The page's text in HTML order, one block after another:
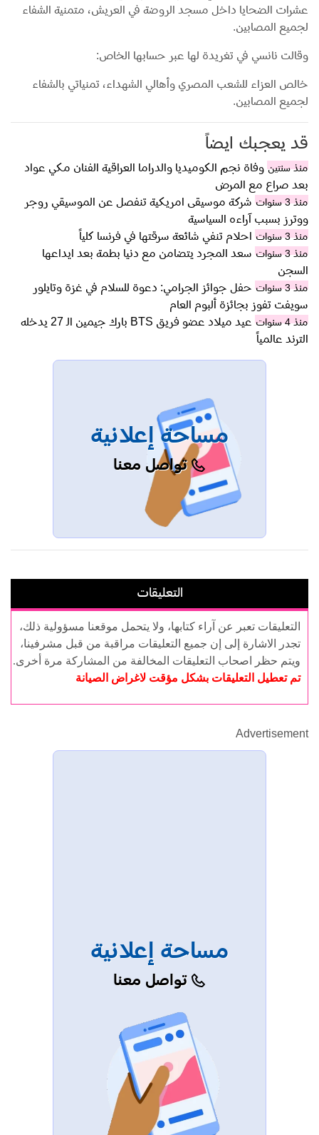
عشرات الضحايا داخل مسجد الروضة في العريش، متمنية الشفاء
لجميع المصابين.
وقالت نانسي في تغريدة لها عبر حسابها الخاص:
خالص العزاء للشعب المصري وأهالي الشهداء، تمنياتي بالشفاء
لجميع المصابين.
قد يعجبك ايضاً
منذ سنتين وفاة نجم الكوميديا والدراما العراقية الفنان مكي عواد
بعد صراع مع المرض
منذ 3 سنوات
شركة موسيقى امريكية تنفصل عن الموسيقي روجر
ووترز بسبب آراءه السياسية
منذ 3 سنوات احلام تنفي شائعة سرقتها في فرنسا كلياً
منذ 3 سنوات
سعد المجرد يتضامن مع دنيا بطمة بعد ايداعها
السجن
منذ 3 سنوات
حفل جوائز الجرامي: دعوة للسلام في غزة وتايلور
سويفت تفوز بجائزة ألبوم العام
منذ 4 سنوات
عيد ميلاد عضو فريق BTS بارك جيمين الـ 27 يدخله
الترند عالمياً
مساحة إعلانية
تواصل معنا
التعليقات
التعليقات تعبر عن آراء كتابها، ولا يتحمل موقعنا مسؤولية ذلك،
تجدر الاشارة إلى إن جميع التعليقات مراقبة من قبل مشرفينا،
ويتم حظر اصحاب التعليقات المخالفة من المشاركة مرة أخرى.
تم تعطيل التعليقات بشكل مؤقت لاغراض الصيانة
Advertisement
مساحة إعلانية
تواصل معنا